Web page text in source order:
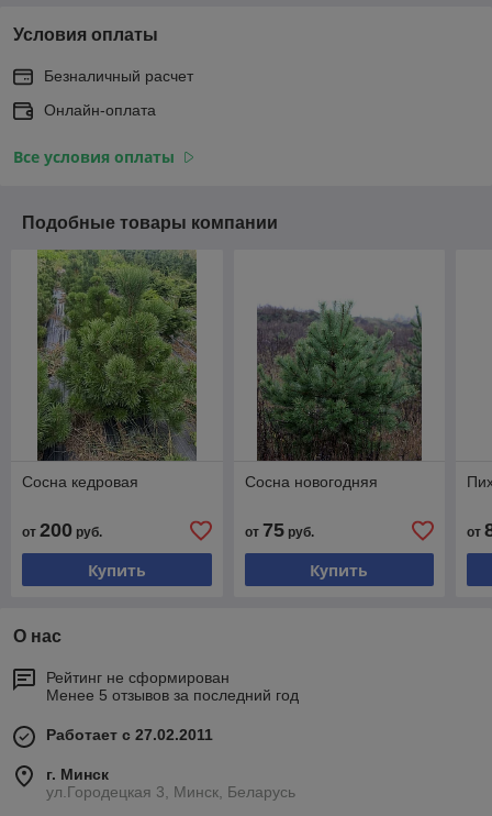
Условия оплаты
Безналичный расчет
Онлайн-оплата
Все условия оплаты
Подобные товары компании
Сосна кедровая
от 200 руб.
Купить
Сосна новогодняя
от 75руб.
Купить
от
О нас
Рейтинг не сформирован
Менее 5 отзывов за последний год
Работает с 27.02.2011
г. Минск
ул.Городецкая 3, Минск, Беларусь